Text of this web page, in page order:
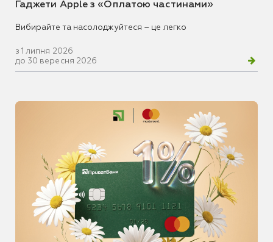
Гаджети Apple з «Оплатою частинами»
Вибирайте та насолоджуйтеся – це легко
з 1 липня 2026
до 30 вересня 2026